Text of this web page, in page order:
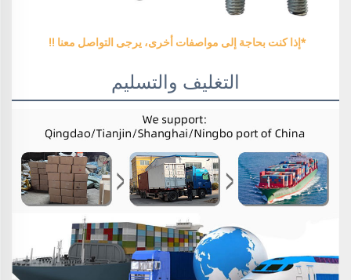
*إذا كنت بحاجة إلى مواصفات أخرى، يرجى التواصل معنا !!
التغليف والتسليم